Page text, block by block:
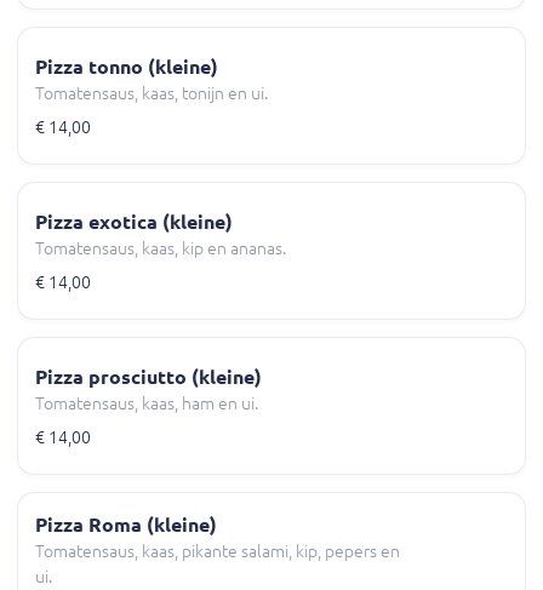
Pizza tonno (kleine)
Tomatensaus, kaas, tonijn en ui.
€ 14,00
Pizza exotica (kleine)
Tomatensaus, kaas, kip en ananas.
€ 14,00
Pizza prosciutto (kleine)
Tomatensaus, kaas, ham en ui.
€ 14,00
Pizza Roma (kleine)
Tomatensaus, kaas, pikante salami, kip, pepers en
ui.